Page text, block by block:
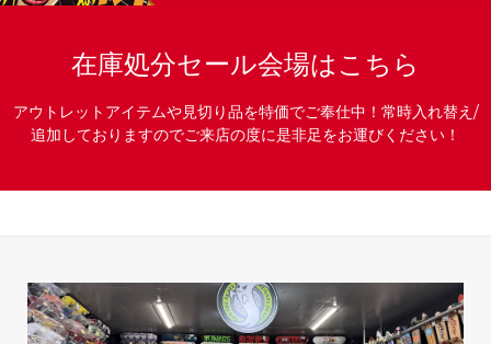
在庫処分セール会場はこちら
アウトレットアイテムや見切り品を特価でご奉仕中！常時入れ替え/
追加しておりますのでご来店の度に是非足をお運びください！